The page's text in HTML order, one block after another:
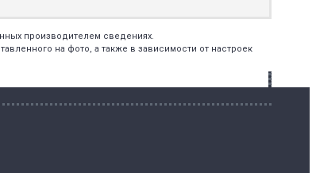
производителем сведениях.
на фото, а также в зависимости от настроек